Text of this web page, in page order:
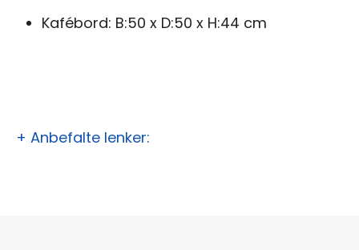
Kafébord: B:50 x D:50 x H:44 cm
+ Anbefalte lenker: